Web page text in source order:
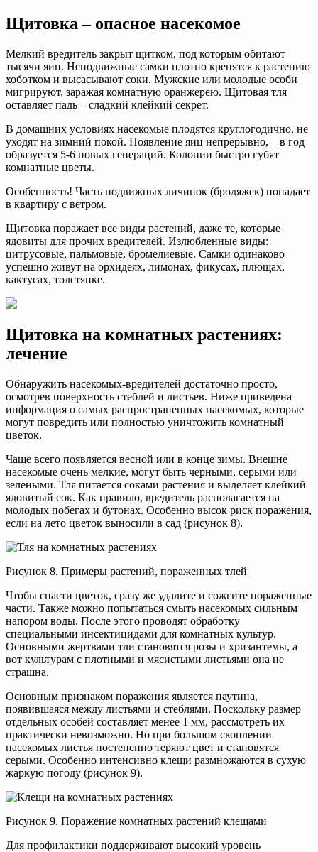
Щитовка – опасное насекомое
Мелкий вредитель закрыт щитком, под которым обитают
тысячи яиц. Неподвижные самки плотно крепятся к растению
хоботком и высасывают соки. Мужские или молодые особи
мигрируют, заражая комнатную оранжерею. Щитовая тля
оставляет падь – сладкий клейкий секрет.
В домашних условиях насекомые плодятся круглогодично, не
уходят на зимний покой. Появление яиц непрерывно, – в год
образуется 5-6 новых генераций. Колонии быстро губят
комнатные цветы.
Особенность! Часть подвижных личинок (бродяжек) попадает
в квартиру с ветром.
Щитовка поражает все виды растений, даже те, которые
ядовиты для прочих вредителей. Излюбленные виды:
цитрусовые, пальмовые, бромелиевые. Самки одинаково
успешно живут на орхидеях, лимонах, фикусах, плющах,
кактусах, толстянке.
Щитовка на комнатных растениях:
лечение
Обнаружить насекомых-вредителей достаточно просто,
осмотрев поверхность стеблей и листьев. Ниже приведена
информация о самых распространенных насекомых, которые
могут повредить или полностью уничтожить комнатный
цветок.
Чаще всего появляется весной или в конце зимы. Внешне
насекомые очень мелкие, могут быть черными, серыми или
зелеными. Тля питается соками растения и выделяет клейкий
ядовитый сок. Как правило, вредитель располагается на
молодых побегах и бутонах. Особенно высок риск поражения,
если на лето цветок выносили в сад (рисунок 8).
Рисунок 8. Примеры растений, пораженных тлей
Чтобы спасти цветок, сразу же удалите и сожгите пораженные
части. Также можно попытаться смыть насекомых сильным
напором воды. После этого проводят обработку
специальными инсектицидами для комнатных культур.
Основными жертвами тли становятся розы и хризантемы, а
вот культурам с плотными и мясистыми листьями она не
страшна.
Основным признаком поражения является паутина,
появившаяся между листьями и стеблями. Поскольку размер
отдельных особей составляет менее 1 мм, рассмотреть их
практически невозможно. Но при большом скоплении
насекомых листья постепенно теряют цвет и становятся
серыми. Особенно интенсивно клещи размножаются в сухую
жаркую погоду (рисунок 9).
Рисунок 9. Поражение комнатных растений клещами
Для профилактики поддерживают высокий уровень